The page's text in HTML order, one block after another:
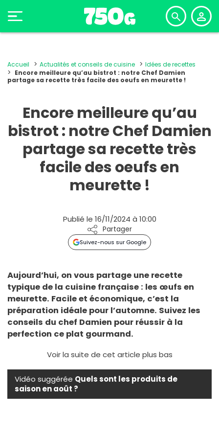
Accueil Actualités et conseils de cuisine
Idées de recettes
Encore meilleure qu’au bistrot : notre Chef Damien
partage sa recette très facile des oeufs en meurette !
Encore meilleure qu’au
bistrot : notre Chef Damien
partage sa recette très
facile des oeufs en
meurette !
Publié le 16/11/2024 à 10:00
Partager
Suivez-nous sur Google
Aujourd’hui, on vous partage une recette
typique de la cuisine française : les œufs en
meurette. Facile et économique, c’est la
préparation idéale pour l’automne. Suivez les
conseils du chef Damien pour réussir à la
perfection ce plat gourmand.
Voir la suite de cet article plus bas
Vidéo suggérée Quels sont les produits de
saison en août ?